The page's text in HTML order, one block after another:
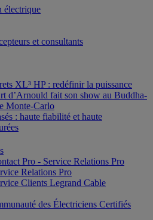
électrique
et consultants
XL³ HP : redéfinir la puissance
d’Arnould fait son show au Buddha-
Monte-Carlo
: haute fiabilité et haute
Pro - Service Relations Pro
Relations Pro
Clients Legrand Cable
des Électriciens Certifiés